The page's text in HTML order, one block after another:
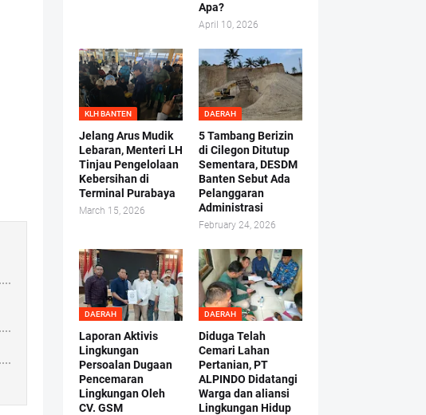
Apa?
April 10, 2026
KLH BANTEN
Jelang Arus Mudik
Lebaran, Menteri LH
Tinjau Pengelolaan
Kebersihan di
Terminal Purabaya
March 15, 2026
DAERAH
5 Tambang Berizin
di Cilegon Ditutup
Sementara, DESDM
Banten Sebut Ada
Pelanggaran
Administrasi
February 24, 2026
DAERAH
Laporan Aktivis
Lingkungan
Persoalan Dugaan
Pencemaran
Lingkungan Oleh
CV. GSM
DAERAH
Diduga Telah
Cemari Lahan
Pertanian, PT
ALPINDO Didatangi
Warga dan aliansi
Lingkungan Hidup